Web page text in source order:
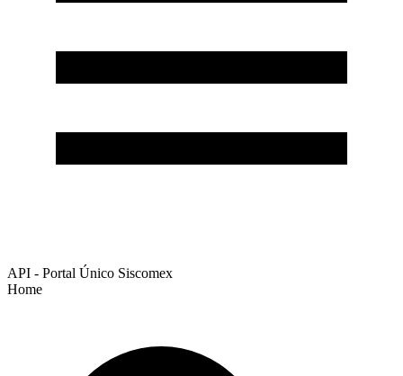
API - Portal Único Siscomex
Home